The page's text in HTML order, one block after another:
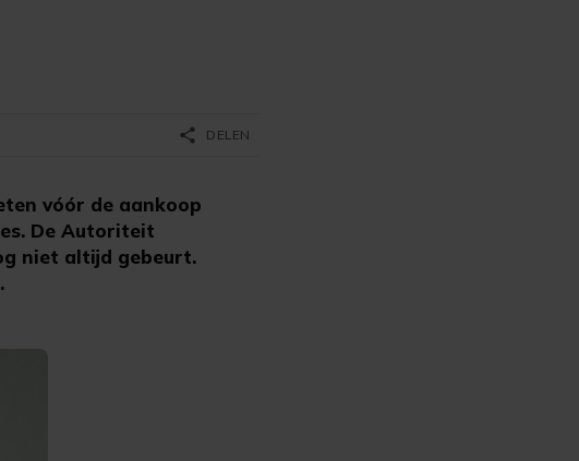
vóór de aankoop
De Autoriteit
niet altijd gebeurt.
share DELEN